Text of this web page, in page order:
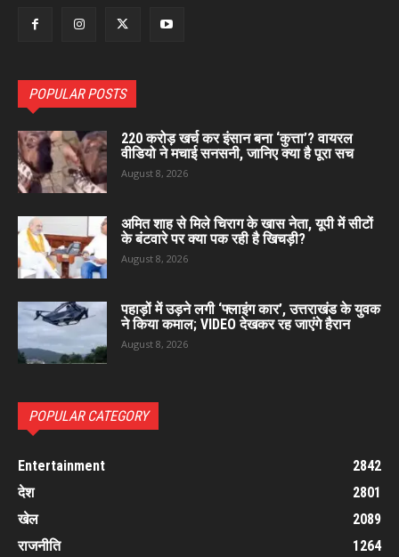
POPULAR POSTS
220 करोड़ खर्च कर इंसान बना ‘कुत्ता’? वायरल
वीडियो ने मचाई सनसनी, जानिए क्या है पूरा सच
August 8, 2026
अमित शाह से मिले चिराग के खास नेता, यूपी में सीटों
के बंटवारे पर क्या पक रही है खिचड़ी?
August 8, 2026
पहाड़ों में उड़ने लगी ‘फ्लाइंग कार’, उत्तराखंड के युवक
ने किया कमाल; VIDEO देखकर रह जाएंगे हैरान
August 8, 2026
POPULAR CATEGORY
Entertainment
2842
देश
2801
खेल
2089
राजनीति
1264